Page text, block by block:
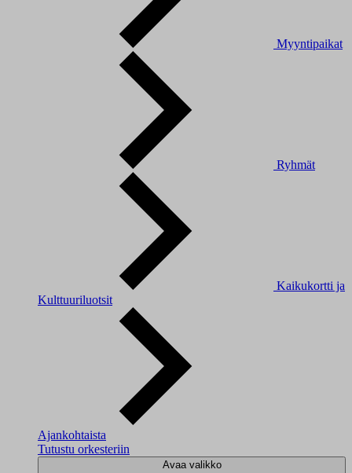
Myyntipaikat
Ryhmät
Kaikukortti ja
Kulttuuriluotsit
Ajankohtaista
Tutustu orkesteriin
Avaa valikko